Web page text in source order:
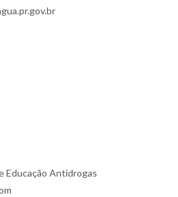
Educação Antidrogas